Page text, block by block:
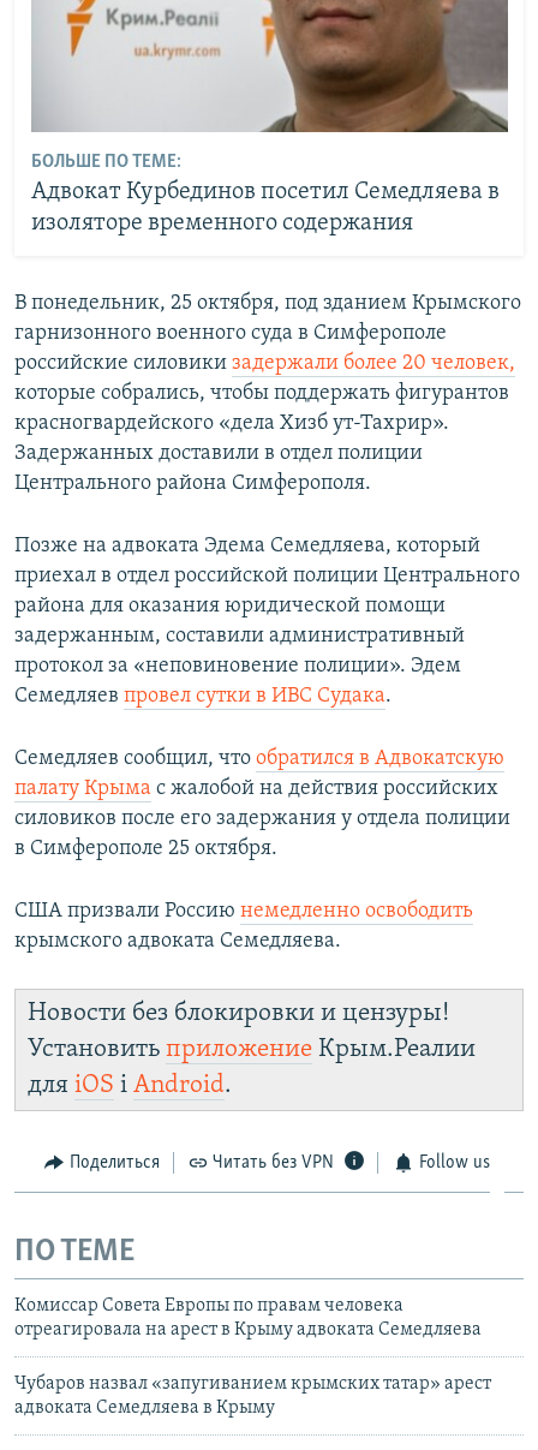
БОЛЬШЕ ПО ТЕМЕ:
Адвокат Курбединов посетил Семедляева в
изоляторе временного содержания
В понедельник, 25 октября, под зданием Крымского
гарнизонного военного суда в Симферополе
российские силовики задержали более 20 человек,
которые собрались, чтобы поддержать фигурантов
красногвардейского «дела Хизб ут-Тахрир».
Задержанных доставили в отдел полиции
Центрального района Симферополя.
Позже на адвоката Эдема Семедляева, который
приехал в отдел российской полиции Центрального
района для оказания юридической помощи
задержанным, составили административный
протокол за «неповиновение полиции». Эдем
Семедляев провел сутки в ИВС Судака.
Семедляев сообщил, что обратился в Адвокатскую
палату Крыма с жалобой на действия российских
силовиков после его задержания у отдела полиции
в Симферополе 25 октября.
США призвали Россию немедленно освободить
крымского адвоката Семедляева.
Новости без блокировки и цензуры!
Установить приложение Крым.Реалии
для iOS і Android.
Поделиться Читать без VPN Follow us
ПО ТЕМЕ
Комиссар Совета Европы по правам человека
отреагировала на арест в Крыму адвоката Семедляева
Чубаров назвал «запугиванием крымских татар» арест
адвоката Семедляева в Крыму